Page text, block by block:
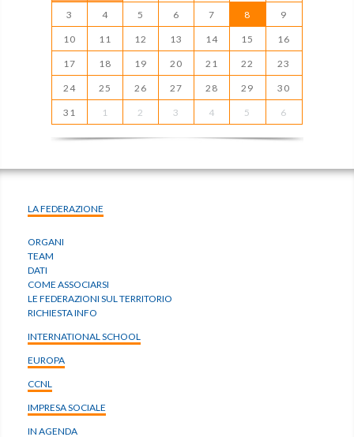
3 4 5 6 7 8 9
10 11 12 13 14 15 16
17 18 19 20 21 22 23
24 25 26 27 28 29 30
31 1 2 3 4 5 6
LA FEDERAZIONE
ORGANI
TEAM
DATI
COME ASSOCIARSI
LE FEDERAZIONI SUL TERRITORIO
RICHIESTA INFO
INTERNATIONAL SCHOOL
EUROPA
CCNL
IMPRESA SOCIALE
IN AGENDA